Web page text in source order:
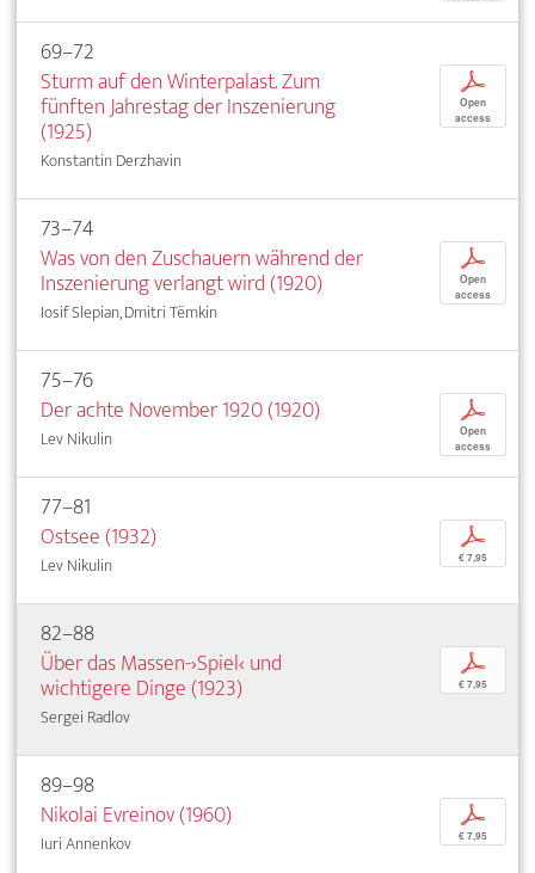
69–72
Sturm auf den Winterpalast. Zum
fünften Jahrestag der Inszenierung
(1925)
Konstantin Derzhavin
p
Open
access
73–74
Was von den Zuschauern während der
Inszenierung verlangt wird (1920)
Iosif Slepian, Dmitri Tëmkin
p
Open
access
75–76
Der achte November 1920 (1920)
Lev Nikulin
p
Open
access
77–81
Ostsee (1932)
Lev Nikulin
p
€ 7,95
82–88
Über das Massen-›Spiel‹ und
wichtigere Dinge (1923)
Sergei Radlov
p
€ 7,95
89–98
Nikolai Evreinov (1960)
Iuri Annenkov
p
€ 7,95